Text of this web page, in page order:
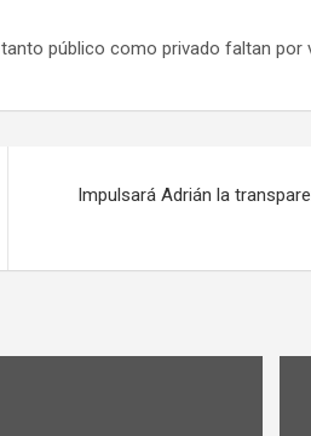
público como privado faltan por
Impulsará Adrián la